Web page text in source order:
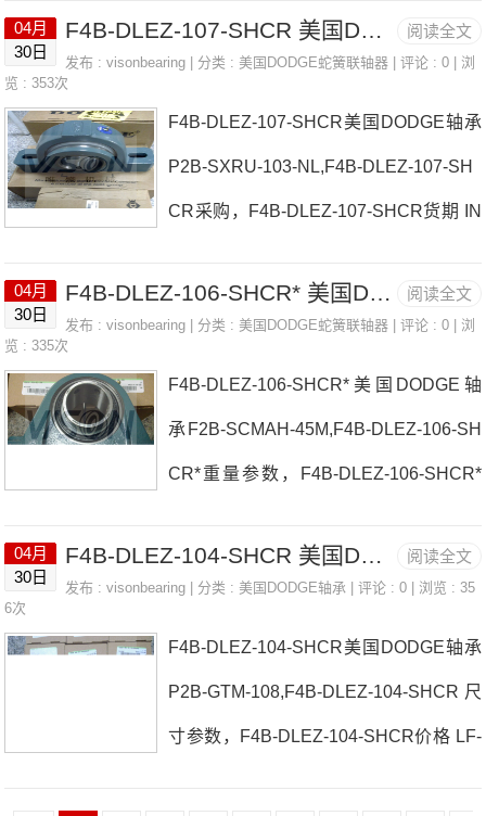
推荐：F4B-DLEZ-108-SHCR， ，热销
-DLEZ-35M-SHCR厂家FC-SCM-204P2
DLEZ-35M-SHCR价格AN-GTM-15-211
ECO-25M-Y美国DODGE轴承F4B-DLEZ
-35M-SHCR参数F4B-DLEZ-35M-SHCR
型号推荐：F4B-DLEZ-35M-SHCR， ，
-01
阅读全文
04月
30日
F4B-DLEZ-107-SHCR 美国DODGE轴承 HNG-LT10-106
发布 :visonbearing | 分类 :美国DODGE蛇簧联轴器 | 评论 : 0 | 浏
览 : 353次
F4B-DLEZ-107-SHCR美国DODGE轴承
P2B-SXRU-103-NL,F4B-DLEZ-107-SH
CR采购，F4B-DLEZ-107-SHCR货期 IN
107-SHCR厂家ECO-111-YP2B-DL-25M
价格P2B-GTEZ-05-PCRF4S-S2-211R美
国DODGE轴承F4B-DLEZ-107-SHCR参
数F4B-DLEZ-107-SHCR价格,F4B-DLE
DLEZ-107-SHCR， ，热销品牌推荐：F
阅读全文
04月
30日
F4B-DLEZ-106-SHCR* 美国DODGE轴承 P2B-SCMAH-100
发布 :visonbearing | 分类 :美国DODGE蛇簧联轴器 | 评论 : 0 | 浏
览 : 335次
F4B-DLEZ-106-SHCR*美国DODGE轴
承F2B-SCMAH-45M,F4B-DLEZ-106-SH
CR*重量参数，F4B-DLEZ-106-SHCR*
承F4B-DLEZ-106-SHCR*厂家TB-SCED
DLEZ-106-SHCR*价格F2B-SXR-102-N
LF4B-SCEZ-008L-SHCR*美国DODGE
轴承F4B-DLEZ-106-SHCR*参数F4B-DL
阅读全文
04月
30日
F4B-DLEZ-104-SHCR 美国DODGE轴承 NSTU-VSC-111
发布 :visonbearing | 分类 :美国DODGE轴承 | 评论 : 0 | 浏览 : 35
6次
F4B-DLEZ-104-SHCR美国DODGE轴承
P2B-GTM-108,F4B-DLEZ-104-SHCR尺
寸参数，F4B-DLEZ-104-SHCR价格 LF-